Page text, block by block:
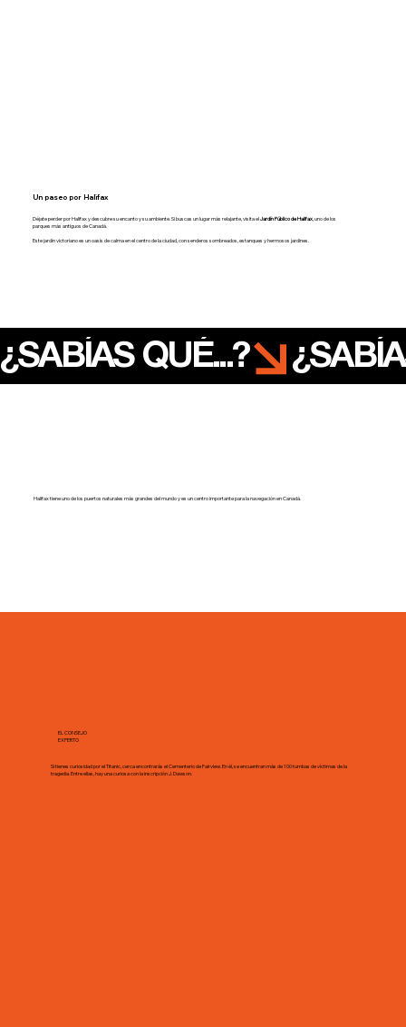
Un paseo por Halifax
Déjate perder por Halifax y descubre su encanto y su ambiente. Si buscas un lugar más relajante, visita elJardín Público de Halifax , uno de los
parques más antiguos de Canadá.
Este jardín victoriano es un oasis de calma en el centro de la ciudad, con senderos sombreados, estanques y hermosos jardines.
¿SABÍAS QUÉ...?
Halifax tiene uno de los puertos naturales más grandes del mundo y es un centro importante para la navegación en Canadá.
EL CONSEJO
EXPERTO
Si tienes curiosidad por el Titanic, cerca encontrarás el Cementerio de Fairview. En él, se encuentran más de 100 tumbas de víctimas de la
tragedia. Entre ellas, hay una curiosa con la inscripción J. Dawson.